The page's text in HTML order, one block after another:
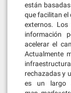
están
que facilitan el
externos.
información
acelerar el
Actualmente
rechazadas y
es un largo